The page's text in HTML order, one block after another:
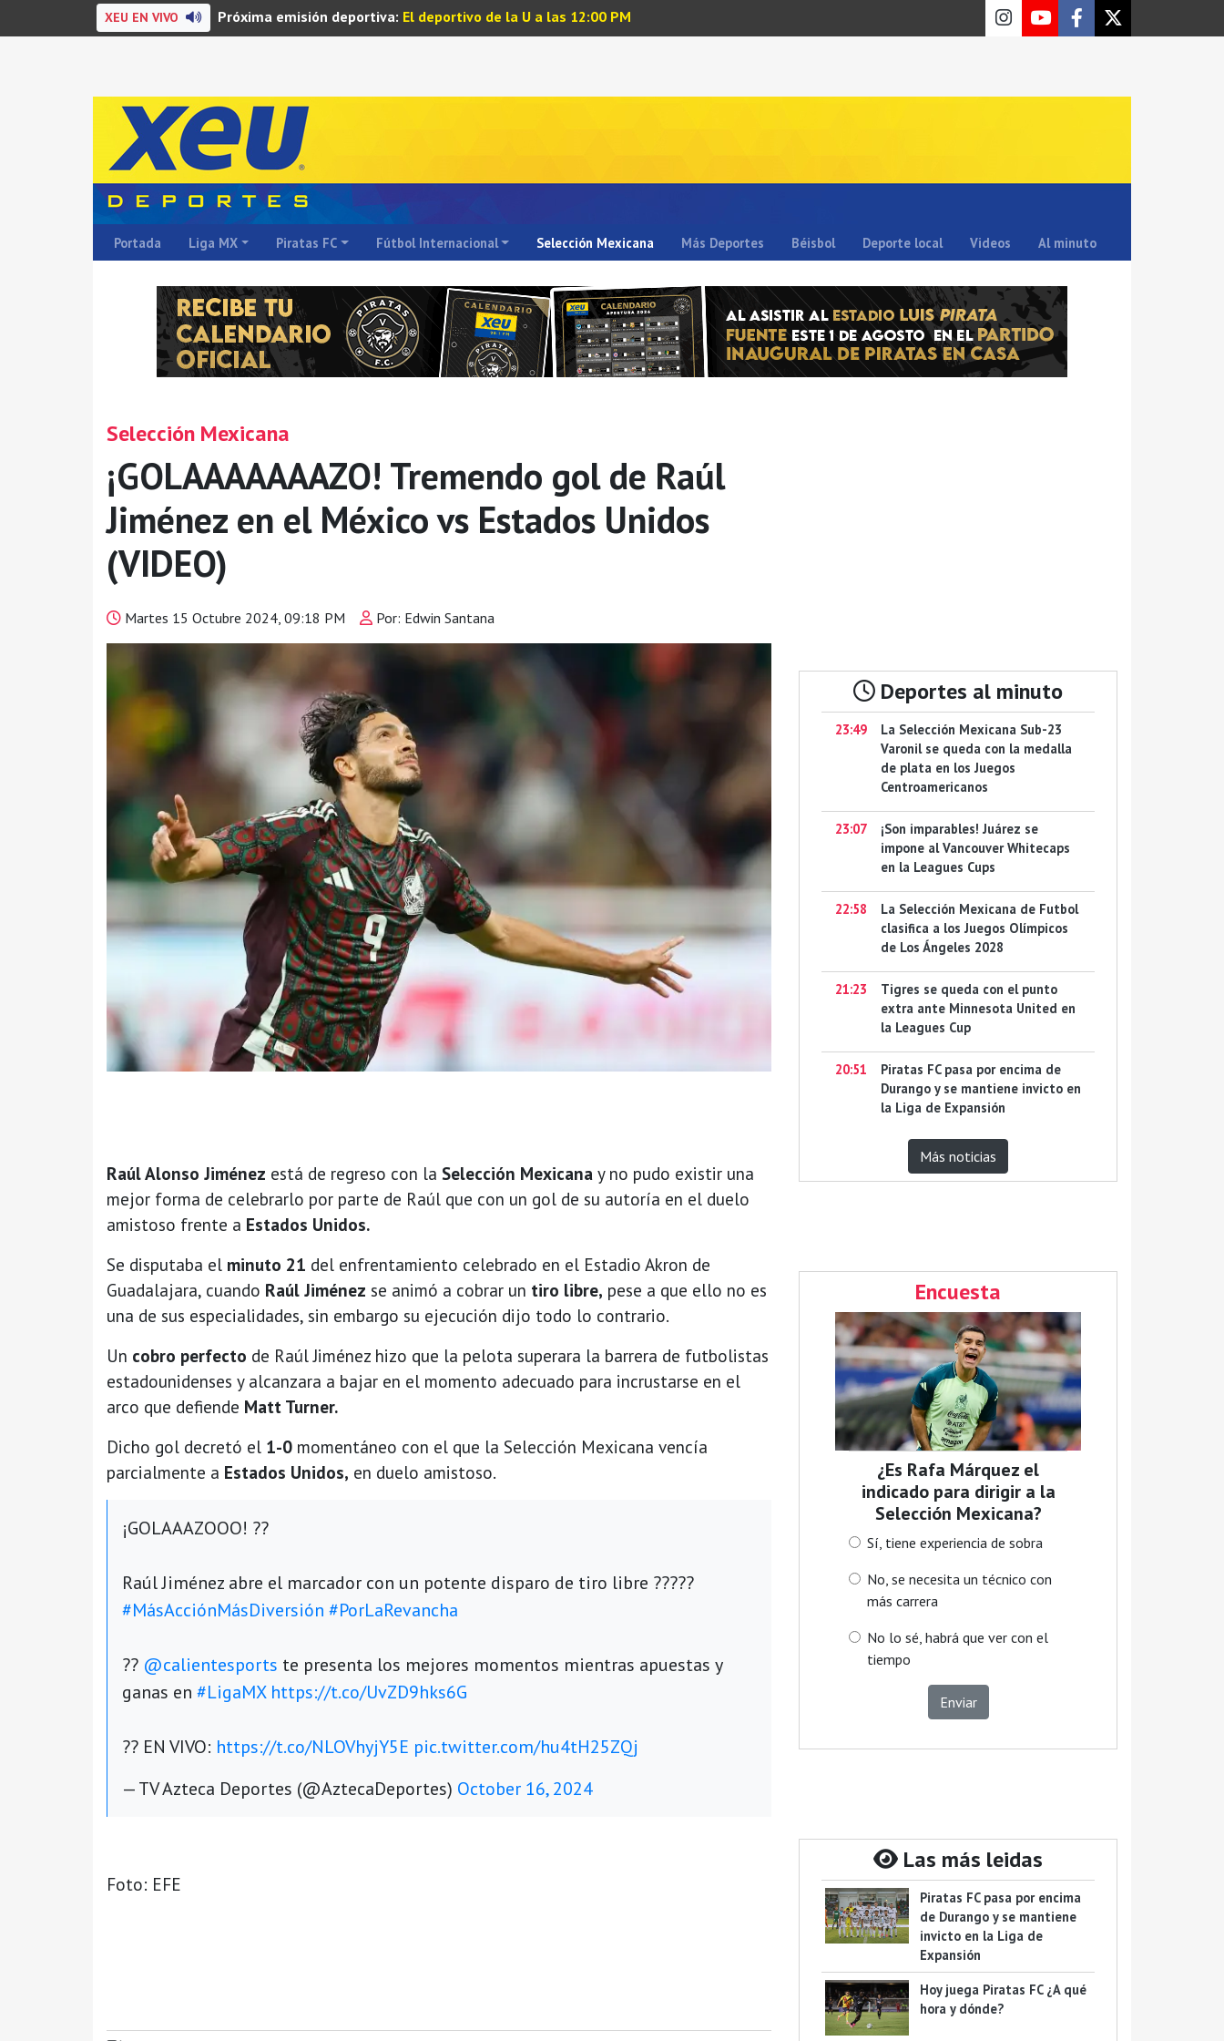
XEU EN VIVO Próxima emisión deportiva: El deportivo de la U a las 12:00 PM
Portada Liga MX Piratas FC Fútbol Internacional Selección Mexicana Más Deportes Béisbol Deporte local Videos Al minuto
Selección Mexicana
¡GOLAAAAAAAZO! Tremendo gol de Raúl
Jiménez en el México vs Estados Unidos
(VIDEO)
Martes 15 Octubre 2024, 09:18 PM Por: Edwin Santana
Raúl Alonso Jiménez está de regreso con la Selección Mexicana y no pudo existir una
mejor forma de celebrarlo por parte de Raúl que con un gol de su autoría en el duelo
amistoso frente a Estados Unidos.
Se disputaba el minuto 21 del enfrentamiento celebrado en el Estadio Akron de
Guadalajara, cuando Raúl Jiménez se animó a cobrar un tiro libre, pese a que ello no es
una de sus especialidades, sin embargo su ejecución dijo todo lo contrario.
Un cobro perfecto de Raúl Jiménez hizo que la pelota superara la barrera de futbolistas
estadounidenses y alcanzara a bajar en el momento adecuado para incrustarse en el
arco que defiende Matt Turner.
Dicho gol decretó el 1-0 momentáneo con el que la Selección Mexicana vencía
parcialmente a Estados Unidos, en duelo amistoso.
¡GOLAAAZOOO! ??
Raúl Jiménez abre el marcador con un potente disparo de tiro libre ?????
#MásAcciónMásDiversión #PorLaRevancha
?? @calientesports te presenta los mejores momentos mientras apuestas y
ganas en #LigaMX https://t.co/UvZD9hks6G
?? EN VIVO: https://t.co/NLOVhyjY5E pic.twitter.com/hu4tH25ZQj
— TV Azteca Deportes (@AztecaDeportes) October 16, 2024
Foto: EFE
Deportes al minuto
23:49
La Selección Mexicana Sub-23
Varonil se queda con la medalla
de plata en los Juegos
Centroamericanos
23:07
¡Son imparables! Juárez se
impone al Vancouver Whitecaps
en la Leagues Cups
22:58
La Selección Mexicana de Futbol
clasifica a los Juegos Olímpicos
de Los Ángeles 2028
21:23
Tigres se queda con el punto
extra ante Minnesota United en
la Leagues Cup
20:51
Piratas FC pasa por encima de
Durango y se mantiene invicto en
la Liga de Expansión
Más noticias
Encuesta
¿Es Rafa Márquez el
indicado para dirigir a la
Selección Mexicana?
Sí, tiene experiencia de sobra
No, se necesita un técnico con
más carrera
No lo sé, habrá que ver con el
tiempo
Enviar
Las más leidas
Piratas FC pasa por encima
de Durango y se mantiene
invicto en la Liga de
Expansión
Hoy juega Piratas FC ¿A qué
hora y dónde?